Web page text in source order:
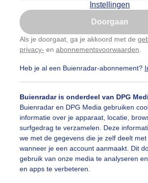
Instellingen
Doorgaan
Als je doorgaat, ga je akkoord met de
privacy- en abonnementsvoorwaarden
Heb je al een Buienradar-abonnement?
Buienradar is onderdeel van DPG
Buienradar en DPG Media gebruiken
informatie over je apparaat, locatie,
surfgedrag te verzamelen. Deze
we met de gegevens die je zelf deelt
wanneer je een account aanmaakt. Dit
gebruik van onze media te analyseren
en apps te verbeteren.
Is goed, toon de
Nu niet, misschien
Gebruik je Safari en wil je niet elke
Klikhierom dit aan te